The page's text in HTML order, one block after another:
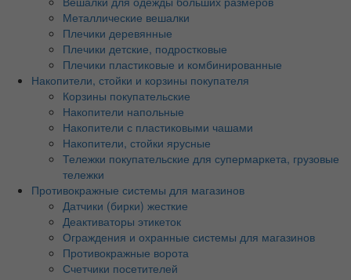
Металлические вешалки
Плечики деревянные
Плечики детские, подростковые
Плечики пластиковые и комбинированные
Накопители, стойки и корзины покупателя
Корзины покупательские
Накопители напольные
Накопители с пластиковыми чашами
Накопители, стойки ярусные
Тележки покупательские для супермаркета, грузовые
тележки
Противокражные системы для магазинов
Датчики (бирки) жесткие
Деактиваторы этикеток
Ограждения и охранные системы для магазинов
Противокражные ворота
Счетчики посетителей